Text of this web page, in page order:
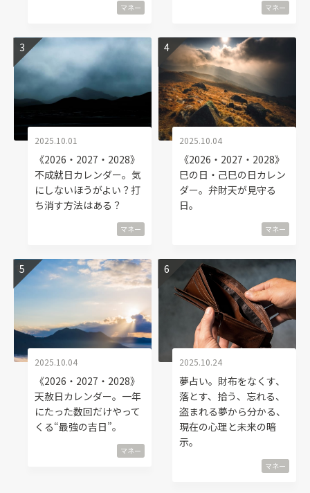
マネー マネー
2025.10.01
《2026・2027・2028》
不成就日カレンダー。気
にしないほうがよい？打
ち消す方法はある？
マネー
2025.10.04
《2026・2027・2028》
巳の日・己巳の日カレン
ダー。弁財天が見守る
日。
マネー
2025.10.04
《2026・2027・2028》
天赦日カレンダー。一年
にたった数回だけやって
くる“最強の吉日”。
マネー
2025.10.24
夢占い。財布をなくす、
落とす、拾う、忘れる、
盗まれる夢から分かる、
現在の心理と未来の暗
示。
マネー